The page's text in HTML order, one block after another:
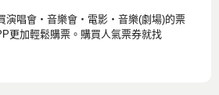
演唱會・音樂會・電影・音樂(劇場)的票
更加輕鬆購票。購買人氣票券就找